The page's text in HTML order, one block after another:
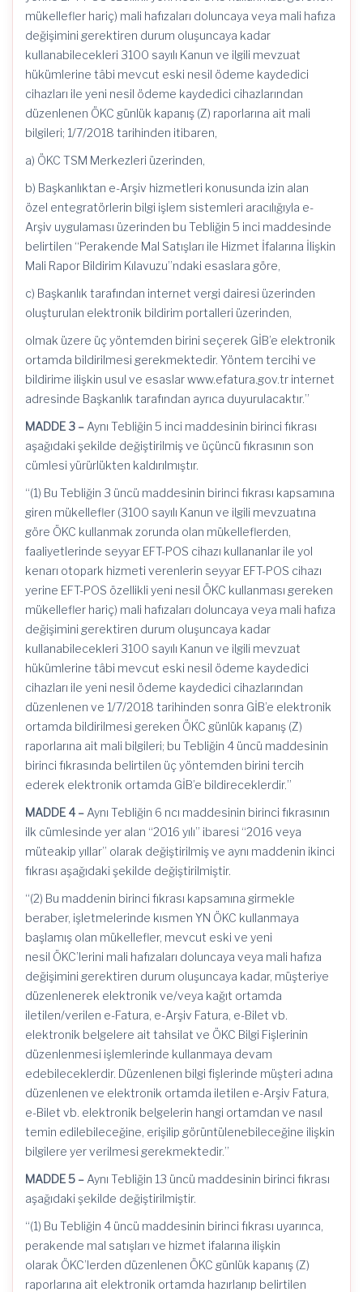
mükellefler hariç) mali hafızaları doluncaya veya mali hafıza
değişimini gerektiren durum oluşuncaya kadar
kullanabilecekleri 3100 sayılı Kanun ve ilgili mevzuat
hükümlerine tâbi mevcut eski nesil ödeme kaydedici
cihazları ile yeni nesil ödeme kaydedici cihazlarından
düzenlenen ÖKC günlük kapanış (Z) raporlarına ait mali
bilgileri; 1/7/2018 tarihinden itibaren,
a) ÖKC TSM Merkezleri üzerinden,
b) Başkanlıktan e-Arşiv hizmetleri konusunda izin alan
özel entegratörlerin bilgi işlem sistemleri aracılığıyla e-
Arşiv uygulaması üzerinden bu Tebliğin 5 inci maddesinde
belirtilen “Perakende Mal Satışları ile Hizmet İfalarına İlişkin
Mali Rapor Bildirim Kılavuzu”ndaki esaslara göre,
c) Başkanlık tarafından internet vergi dairesi üzerinden
oluşturulan elektronik bildirim portalleri üzerinden,
olmak üzere üç yöntemden birini seçerek GİB’e elektronik
ortamda bildirilmesi gerekmektedir. Yöntem tercihi ve
bildirime ilişkin usul ve esaslar www.efatura.gov.tr internet
adresinde Başkanlık tarafından ayrıca duyurulacaktır.”
MADDE 3 – Aynı Tebliğin 5 inci maddesinin birinci fıkrası
aşağıdaki şekilde değiştirilmiş ve üçüncü fıkrasının son
cümlesi yürürlükten kaldırılmıştır.
“(1) Bu Tebliğin 3 üncü maddesinin birinci fıkrası kapsamına
giren mükellefler (3100 sayılı Kanun ve ilgili mevzuatına
göre ÖKC kullanmak zorunda olan mükelleflerden,
faaliyetlerinde seyyar EFT-POS cihazı kullananlar ile yol
kenarı otopark hizmeti verenlerin seyyar EFT-POS cihazı
yerine EFT-POS özellikli yeni nesil ÖKC kullanması gereken
mükellefler hariç) mali hafızaları doluncaya veya mali hafıza
değişimini gerektiren durum oluşuncaya kadar
kullanabilecekleri 3100 sayılı Kanun ve ilgili mevzuat
hükümlerine tâbi mevcut eski nesil ödeme kaydedici
cihazları ile yeni nesil ödeme kaydedici cihazlarından
düzenlenen ve 1/7/2018 tarihinden sonra GİB’e elektronik
ortamda bildirilmesi gereken ÖKC günlük kapanış (Z)
raporlarına ait mali bilgileri; bu Tebliğin 4 üncü maddesinin
birinci fıkrasında belirtilen üç yöntemden birini tercih
ederek elektronik ortamda GİB’e bildireceklerdir.”
MADDE 4 – Aynı Tebliğin 6 ncı maddesinin birinci fıkrasının
ilk cümlesinde yer alan “2016 yılı” ibaresi “2016 veya
müteakip yıllar” olarak değiştirilmiş ve aynı maddenin ikinci
fıkrası aşağıdaki şekilde değiştirilmiştir.
“(2) Bu maddenin birinci fıkrası kapsamına girmekle
beraber, işletmelerinde kısmen YN ÖKC kullanmaya
başlamış olan mükellefler, mevcut eski ve yeni
nesil ÖKC’lerini mali hafızaları doluncaya veya mali hafıza
değişimini gerektiren durum oluşuncaya kadar, müşteriye
düzenlenerek elektronik ve/veya kağıt ortamda
iletilen/verilen e-Fatura, e-Arşiv Fatura, e-Bilet vb.
elektronik belgelere ait tahsilat ve ÖKC Bilgi Fişlerinin
düzenlenmesi işlemlerinde kullanmaya devam
edebileceklerdir. Düzenlenen bilgi fişlerinde müşteri adına
düzenlenen ve elektronik ortamda iletilen e-Arşiv Fatura,
e-Bilet vb. elektronik belgelerin hangi ortamdan ve nasıl
temin edilebileceğine, erişilip görüntülenebileceğine ilişkin
bilgilere yer verilmesi gerekmektedir.”
MADDE 5 – Aynı Tebliğin 13 üncü maddesinin birinci fıkrası
aşağıdaki şekilde değiştirilmiştir.
“(1) Bu Tebliğin 4 üncü maddesinin birinci fıkrası uyarınca,
perakende mal satışları ve hizmet ifalarına ilişkin
olarak ÖKC’lerden düzenlenen ÖKC günlük kapanış (Z)
raporlarına ait elektronik ortamda hazırlanıp belirtilen